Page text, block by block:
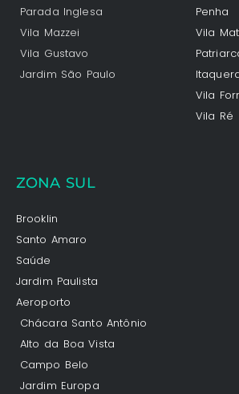
Parada Inglesa
Vila Mazzei
Vila Gustavo
Jardim São Paulo
Penha
Vila
Vila
Vila Ré
ZONA SUL
Brooklin
Santo Amaro
Saúde
Jardim Paulista
Aeroporto
Chácara Santo Antônio
Alto da Boa Vista
Campo Belo
Jardim Europa